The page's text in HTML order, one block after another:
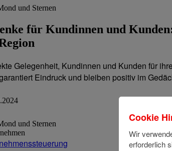
für Kundinnen und
Gelegenheit, Kundinnen und Kunden für
Eindruck und bleiben positiv im
Cookie
Wir
erforderlich